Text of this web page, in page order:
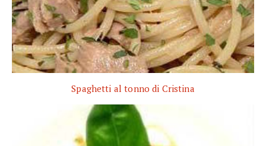
Spaghetti al tonno di Cristina